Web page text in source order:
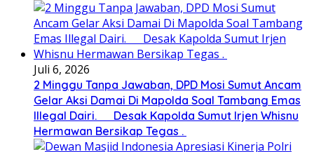
Juli 6, 2026
2 Minggu Tanpa Jawaban, DPD Mosi Sumut Ancam
Gelar Aksi Damai Di Mapolda Soal Tambang Emas
Illegal Dairi. Desak Kapolda Sumut Irjen Whisnu
Hermawan Bersikap Tegas .